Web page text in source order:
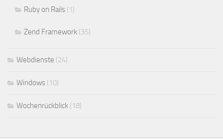
Ruby on Rails (1)
Zend Framework (35)
Webdienste (24)
Windows (10)
Wochenrückblick (18)